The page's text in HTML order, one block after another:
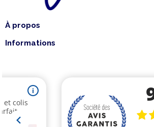
À propos
Informations